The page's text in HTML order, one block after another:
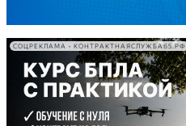
СОЦРЕКЛАМА • КОНТРАКТНАЯСЛУЖБА65.РФ